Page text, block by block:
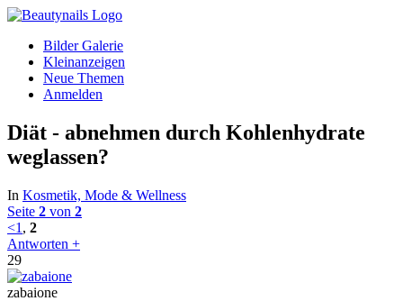
Bilder Galerie
Kleinanzeigen
Neue Themen
Anmelden
Diät - abnehmen durch Kohlenhydrate
weglassen?
In Kosmetik, Mode & Wellness
Seite 2 von 2
<1 , 2
Antworten +
29
zabaione